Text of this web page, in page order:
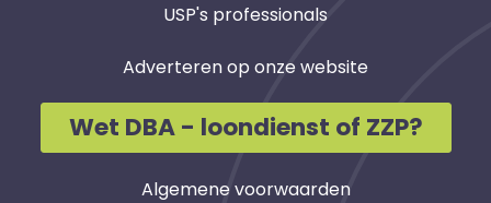
USP's professionals
Adverteren op onze website
Wet DBA - loondienst of ZZP?
Algemene voorwaarden